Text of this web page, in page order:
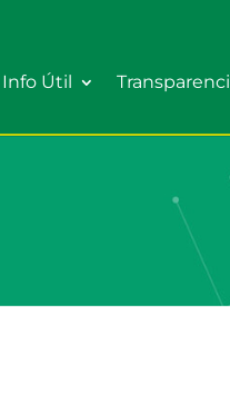
Info Útil